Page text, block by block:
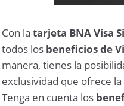
Con latarjeta BNA Visa
todos los beneficios de
manera, tienes la
exclusividad que ofrece
Tenga en cuenta los